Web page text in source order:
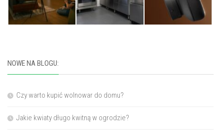
NOWE NA BLOGU:
Czy warto kupić wolnowar do domu?
Jakie kwiaty długo kwitną w ogrodzie?